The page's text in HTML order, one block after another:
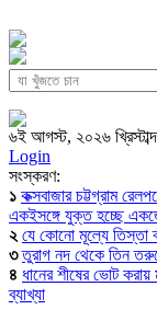
৬ই আগস্ট, ২০২৬ খ্রিস্টাব্দ
Login
সংস্করণ:
১ কক্সবাজার চট্টগ্রাম
একইসঙ্গে যুক্ত হচ্ছে
২ যে কোনো মূল্যে তিস্তা
৩ তুরাগ নদ থেকে তিন
৪ ধানের শীষের ভোট
ব্যাখ্যা